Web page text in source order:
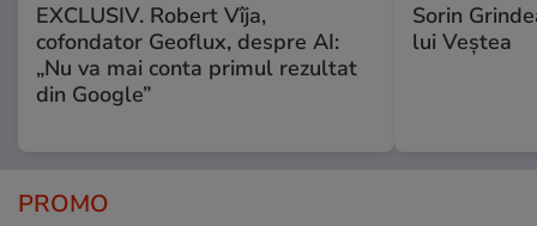
EXCLUSIV. Robert Vîja,
cofondator Geoflux, despre AI:
„Nu va mai conta primul rezultat
din Google”
Sorin
lui Veștea
PROMO